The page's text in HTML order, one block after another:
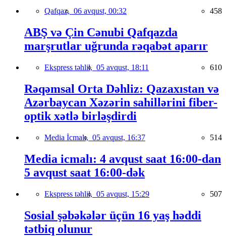
Qafqaz, 06 avqust, 00:32 458
ABŞ və Çin Cənubi Qafqazda
marşrutlar uğrunda rəqabət aparır
Ekspress təhlil, 05 avqust, 18:11 610
Rəqəmsal Orta Dəhliz: Qazaxıstan və
Azərbaycan Xəzərin sahillərini fiber-
optik xətlə birləşdirdi
Media İcmalı, 05 avqust, 16:37 514
Media icmalı: 4 avqust saat 16:00-dan
5 avqust saat 16:00-dək
Ekspress təhlil, 05 avqust, 15:29 507
Sosial şəbəkələr üçün 16 yaş həddi
tətbiq olunur